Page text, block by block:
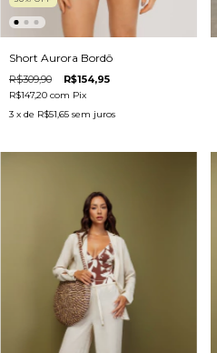
Short Aurora Bordô
R$309,90 R$154,95
R$147,20 com Pix
3 x de R$51,65 sem juros